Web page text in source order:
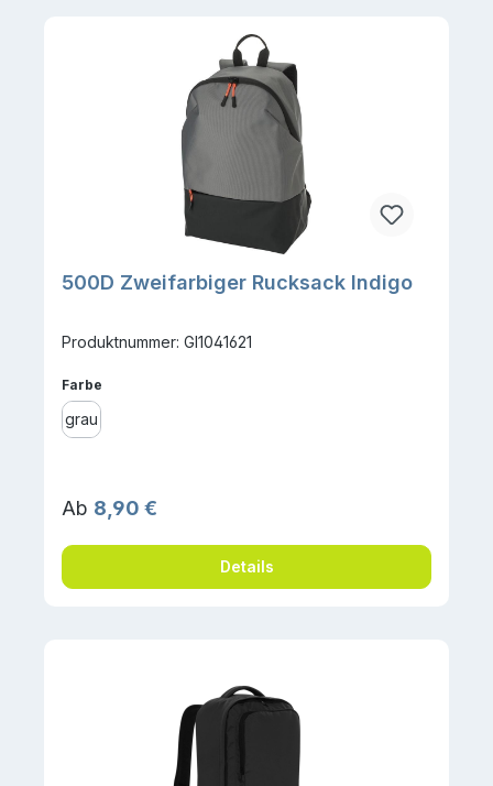
500D Zweifarbiger Rucksack Indigo
Produktnummer: GI1041621
Farbe
grau
Regulärer Preis:
Ab 8,90 €
Details